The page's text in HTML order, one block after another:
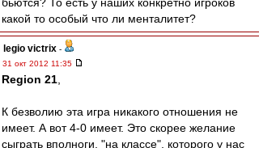
какой то особый что ли менталитет?
legio victrix -
31 окт 2012 11:35
Region 21
К безволию эта игра никакого отношения не
имеет. А вот 4-0 имеет. Это скорее желание
сыграть вполноги, "на классе", которого у нас